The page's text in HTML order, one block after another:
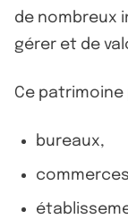
de nombreux
gérer et de
Ce
bureaux,